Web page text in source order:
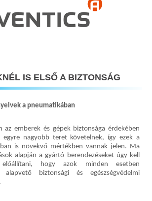
IS ELSŐ A BIZTONSÁG
a pneumatikában
az emberek és gépek biztonsága érdekében
egyre nagyobb teret követelnek, így ezek a
is növekvő mértékben vannak jelen. Ma
alapján a gyártó berendezéseket úgy kell
hogy azok minden esetben
alapvető biztonsági és egészségvédelmi